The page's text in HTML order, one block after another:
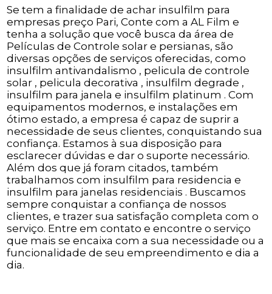
Se tem a finalidade de achar insulfilm para
empresas preço Pari, Conte com a AL Film e
tenha a solução que você busca da área de
Películas de Controle solar e persianas, são
diversas opções de serviços oferecidas, como
insulfilm antivandalismo , pelicula de controle
solar , pelicula decorativa , insulfilm degrade ,
insulfilm para janela e insulfilm platinum . Com
equipamentos modernos, e instalações em
ótimo estado, a empresa é capaz de suprir a
necessidade de seus clientes, conquistando sua
confiança. Estamos à sua disposição para
esclarecer dúvidas e dar o suporte necessário.
Além dos que já foram citados, também
trabalhamos com insulfilm para residencia e
insulfilm para janelas residenciais . Buscamos
sempre conquistar a confiança de nossos
clientes, e trazer sua satisfação completa com o
serviço. Entre em contato e encontre o serviço
que mais se encaixa com a sua necessidade ou a
funcionalidade de seu empreendimento e dia a
dia.